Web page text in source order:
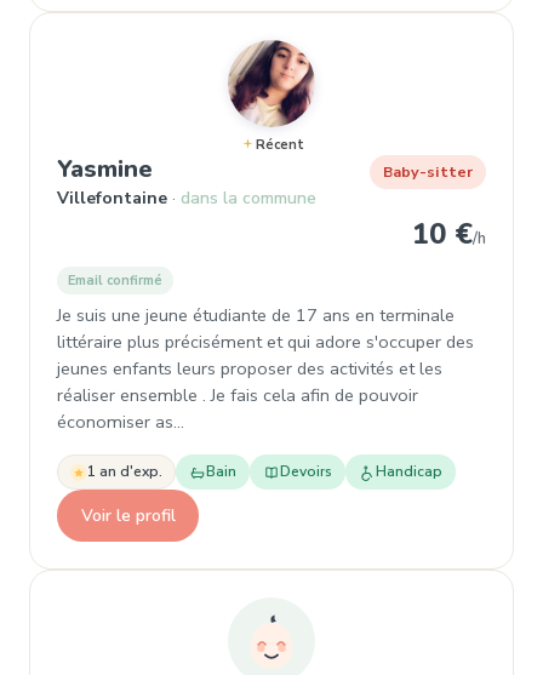
Récent
Yasmine , Baby-sitter à Villefontaine
Villefontaine dans la commune
Baby-sitter
10 €/h
Email confirmé
Je suis une jeune étudiante de 17 ans en terminale
littéraire plus précisément et qui adore s'occuper des
jeunes enfants leurs proposer des activités et les
réaliser ensemble . Je fais cela afin de pouvoir
économiser as…
1 an d'exp. Bain Devoirs Handicap
Voir le profil